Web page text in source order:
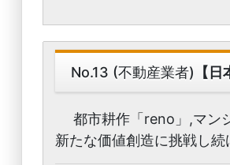
No.13 (不動産業者) 【
都市耕作「reno」,マン
新たな価値創造に挑戦し続